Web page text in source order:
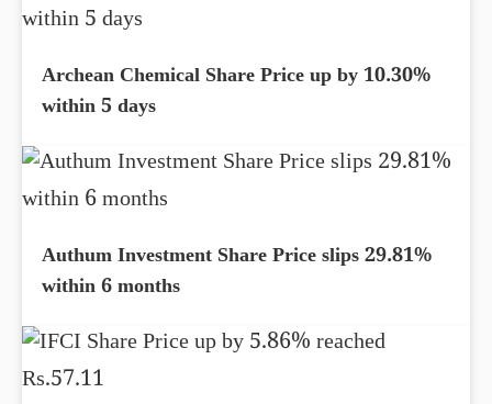
Archean Chemical Share Price up by 10.30%
within 5 days
Authum Investment Share Price slips 29.81%
within 6 months